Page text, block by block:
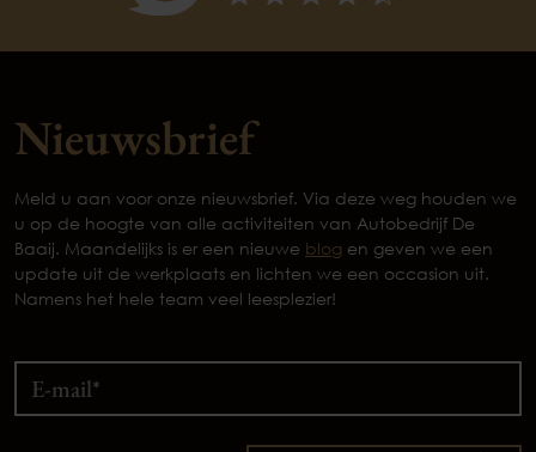
Nieuwsbrief
Meld u aan voor onze nieuwsbrief. Via deze weg houden we
u op de hoogte van alle activiteiten van Autobedrijf De
Baaij. Maandelijks is er een nieuwe blog en geven we een
update uit de werkplaats en lichten we een occasion uit.
Namens het hele team veel leesplezier!